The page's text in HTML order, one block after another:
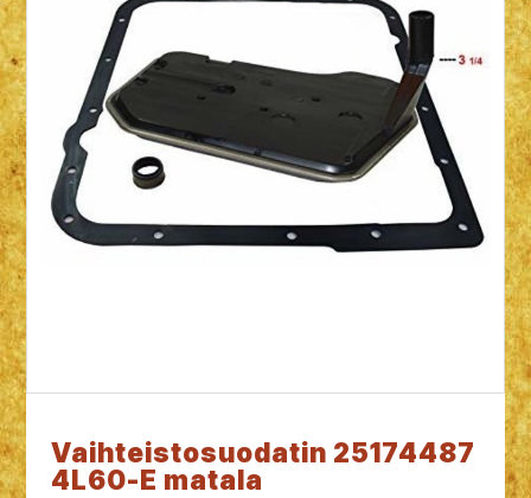
Vaihteistosuodatin 25174487
4L60-E matala